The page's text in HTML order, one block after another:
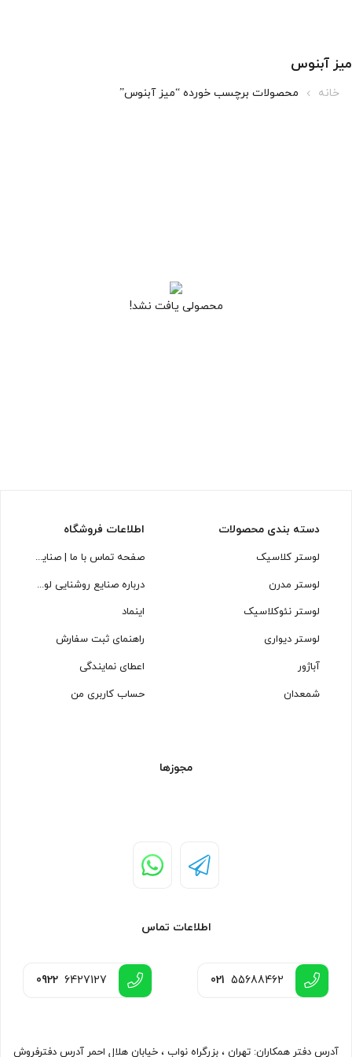
میز آبنوس
خانه محصولات برچسب خورده “میز آبنوس”
محصولی یافت نشد!
دسته بندی محصولات
لوستر کلاسیک
لوستر مدرن
لوستر نئوکلاسیک
لوستر دیواری
آباژور
شمعدان
اطلاعات فروشگاه
صفحه تماس با ما | صنایع روشنایی لوسترسازان
درباره صنایع روشنایی لوسترسازان
اینماد
راهنمای ثبت سفارش
اعطای نمایندگی
حساب کاربری من
مجوزها
اطلاعات تماس
021 55688462
0922 6427127
آدرس دفتر همکاران: تهران ، بزرگراه نواب ، خیابان هلال احمر آدرس دفترفروش